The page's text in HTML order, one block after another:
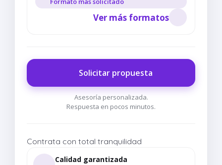
Ver más formatos
Solicitar propuesta
Asesoría personalizada.
Respuesta en pocos minutos.
Contrata con total tranquilidad
Calidad garantizada